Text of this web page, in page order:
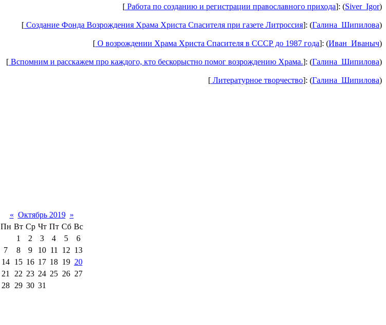
[ Работа по созданию и регистрации православного прихода]: (Siver_Igor)
[ Создание Фонда Возрождения Храма Христа Спасителя при газете Литроссия]: (Галина_Шипилова)
[ О возрождении Храма Христа Спасителя в СССР до 1987 года]: (Иван_Иваныч)
[ Вспомним и расскажем про каждого, кто бескорыстно помог возрождению Храма.]: (Галина_Шипилова)
[ Литературное творчество]: (Галина_Шипилова)
« Октябрь 2019 »
Пн Вт Ср Чт Пт Сб Вс
1
2 3 4 5
6
7
8 9 10 11 12 13
14 15 16 17 18 19 20
21
22 23 24 25 26 27
28 29 30 31